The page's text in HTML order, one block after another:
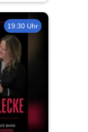
19:30 Uhr